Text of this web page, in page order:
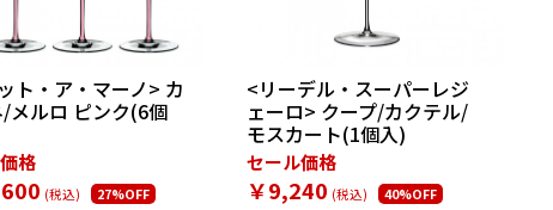
ト・ア・マーノ> カ
メルロ ピンク(6個
格
27%OFF
<リーデル・スーパーレジ
ェーロ> クープ/カクテル/
モスカート(1個入)
セール価格
￥9,240 40%OFF